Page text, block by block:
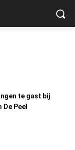
te gast bij
De Peel